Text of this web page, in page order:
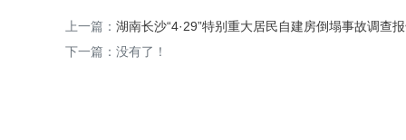
上一篇： 湖南长沙“4·29”特别重大居民自建房倒塌事故调查
下一篇：没有了！